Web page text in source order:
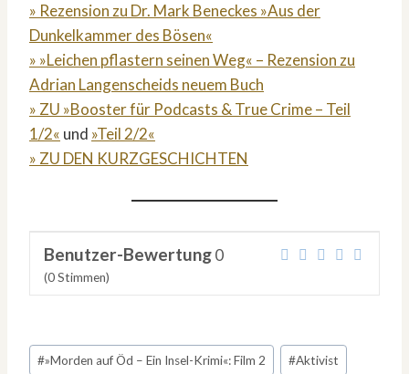
» Rezension zu Dr. Mark Beneckes »Aus der
Dunkelkammer des Bösen«
» »Leichen pflastern seinen Weg« – Rezension zu
Adrian Langenscheids neuem Buch
» ZU »Booster für Podcasts & True Crime – Teil
1/2« und »Teil 2/2«
» ZU DEN KURZGESCHICHTEN
Benutzer-Bewertung0
(0Stimmen)
Schlagworte:
#»Morden auf Öd – Ein Insel-Krimi«: Film 2 #Aktivist